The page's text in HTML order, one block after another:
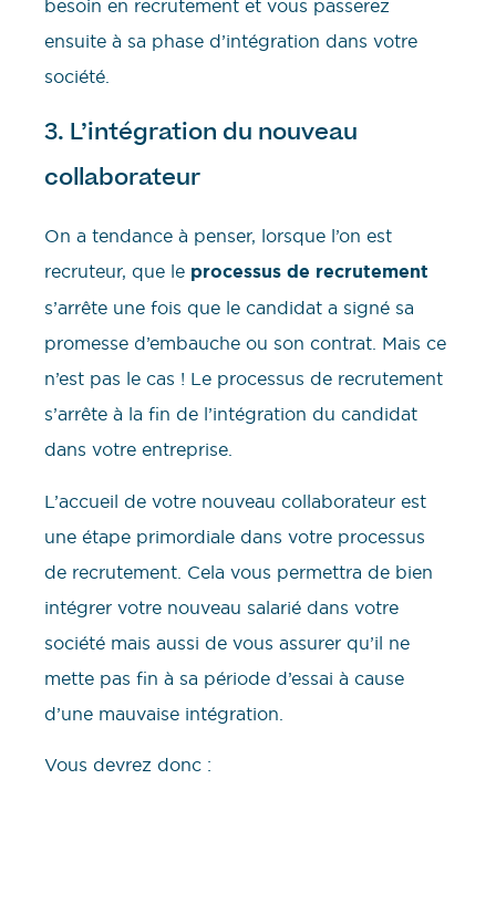
besoin en recrutement et vous passerez
ensuite à sa phase d’intégration dans votre
société.
3. L’intégration du nouveau
collaborateur
On a tendance à penser, lorsque l’on est
recruteur, que le processus de recrutement
s’arrête une fois que le candidat a signé sa
promesse d’embauche ou son contrat. Mais ce
n’est pas le cas ! Le processus de recrutement
s’arrête à la fin de l’intégration du candidat
dans votre entreprise.
L’accueil de votre nouveau collaborateur est
une étape primordiale dans votre processus
de recrutement. Cela vous permettra de bien
intégrer votre nouveau salarié dans votre
société mais aussi de vous assurer qu’il ne
mette pas fin à sa période d’essai à cause
d’une mauvaise intégration.
Vous devrez donc :